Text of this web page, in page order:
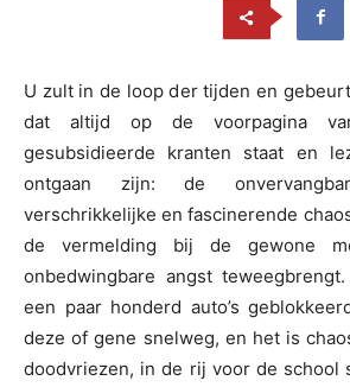
U zult in de loop der tijden en
dat altijd op de voorpagina
gesubsidieerde kranten staat en
ontgaan zijn: de
verschrikkelijke en fascinerende
de vermelding bij de gewone
onbedwingbare angst
een paar honderd auto’s
deze of gene snelweg, en het is
doodvriezen, in de rij voor de school